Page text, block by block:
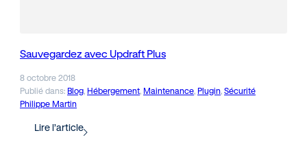
Sauvegardez avec Updraft Plus
8 octobre 2018
Publié dans: Blog, Hébergement, Maintenance, Plugin, Sécurité
Philippe Martin
Lire l’article